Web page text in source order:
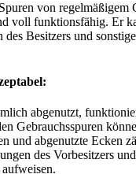
von regelmäßigem
voll funktionsfähig. Er
Besitzers und
abgenutzt,
Gebrauchsspuren
und abgenutzte Ecken
des Vorbesitzers